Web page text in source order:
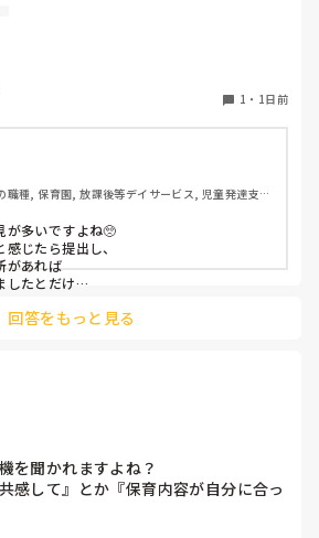
したという認識ですが、『園見学をご
ので特にありませんとのこと
に見学だけで終了なのでしょうか？
1 ・ 1日前
職種, 保育園, 放課後等デイサービス, 児童発達支援
が多いですよね🥺
じたら提出し、
があれば
したとだけ
回答をもっと見る
を聞かれますよね？
感して』とか『保育内容が自分に合っ
々が多いかと思いますが、実際はどう